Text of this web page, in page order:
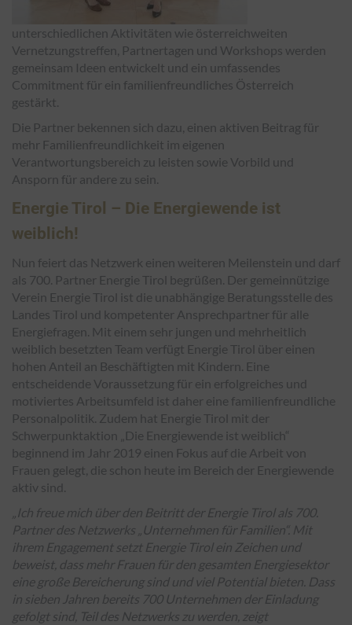
unterschiedlichen Aktivitäten wie österreichweiten
Vernetzungstreffen, Partnertagen und Workshops werden
gemeinsam Ideen entwickelt und ein umfassendes
Commitment für ein familienfreundliches Österreich
gestärkt.
Die Partner bekennen sich dazu, einen aktiven Beitrag für
mehr Familienfreundlichkeit im eigenen
Verantwortungsbereich zu leisten sowie Vorbild und
Ansporn für andere zu sein.
Energie Tirol – Die Energiewende ist
weiblich!
Nun feiert das Netzwerk einen weiteren Meilenstein und darf
als 700. Partner Energie Tirol begrüßen. Der gemeinnützige
Verein Energie Tirol ist die unabhängige Beratungsstelle des
Landes Tirol und kompetenter Ansprechpartner für alle
Energiefragen. Mit einem sehr jungen und mehrheitlich
weiblich besetzten Team verfügt Energie Tirol über einen
hohen Anteil an Beschäftigten mit Kindern. Eine
entscheidende Voraussetzung für ein erfolgreiches und
motiviertes Arbeitsumfeld ist daher eine familienfreundliche
Personalpolitik. Zudem hat Energie Tirol mit der
Schwerpunktaktion „Die Energiewende ist weiblich“
beginnend im Jahr 2019 einen Fokus auf die Arbeit von
Frauen gelegt, die schon heute im Bereich der Energiewende
aktiv sind.
„Ich freue mich über den Beitritt der Energie Tirol als 700.
Partner des Netzwerks „Unternehmen für Familien“. Mit
ihrem Engagement setzt Energie Tirol ein Zeichen und
beweist, dass mehr Frauen für den gesamten Energiesektor
eine große Bereicherung sind und viel Potential bieten. Dass
in sieben Jahren bereits 700 Unternehmen der Einladung
gefolgt sind, Teil des Netzwerks zu werden, zeigt